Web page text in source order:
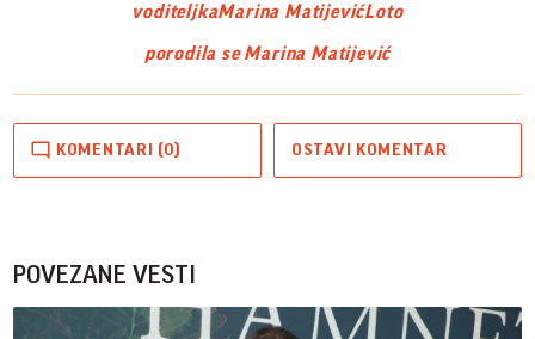
voditeljkaMarina MatijevićLoto
porodila se Marina Matijević
KOMENTARI (0) OSTAVI KOMENTAR
POVEZANE VESTI